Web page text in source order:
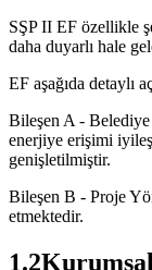
SŞP II EF özellikle
daha duyarlı hale
EF aşağıda detaylı
Bileşen A -
enerjiye erişimi
genişletilmiştir.
Bileşen B - Proje
etmektedir.